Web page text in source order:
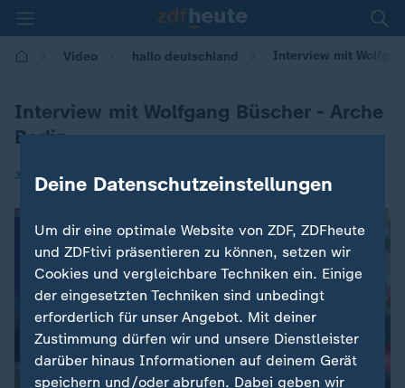
Video hallo deutschland Interview mit
Interview mit Wolfgang Büscher - Arche
Berlin
30.06.2025 | 17:00
Deine Datenschutzeinstellungen
Um dir eine optimale Website von ZDF, ZDFheute
und ZDFtivi präsentieren zu können, setzen wir
Cookies und vergleichbare Techniken ein. Einige
der eingesetzten Techniken sind unbedingt
erforderlich für unser Angebot. Mit deiner
Zustimmung dürfen wir und unsere Dienstleister
darüber hinaus Informationen auf deinem Gerät
speichern und/oder abrufen. Dabei geben wir